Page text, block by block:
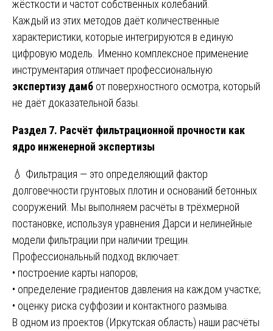
жёсткости и частот собственных колебаний.
Каждый из этих методов даёт количественные
характеристики, которые интегрируются в единую
цифровую модель. Именно комплексное применение
инструментария отличает профессиональную
экспертизу дамб от поверхностного осмотра, который
не даёт доказательной базы.
Раздел 7. Расчёт фильтрационной прочности как
ядро инженерной экспертизы
💧 Фильтрация — это определяющий фактор
долговечности грунтовых плотин и оснований бетонных
сооружений. Мы выполняем расчёты в трёхмерной
постановке, используя уравнения Дарси и нелинейные
модели фильтрации при наличии трещин.
Профессиональный подход включает:
• построение карты напоров;
• определение градиентов давления на каждом участке;
• оценку риска суффозии и контактного размыва.
В одном из проектов (Иркутская область) наши расчёты